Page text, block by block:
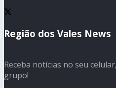
Região dos Vales News
Receba notícias no seu
grupo!